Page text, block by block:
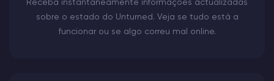
Receba instantaneamente informações actualizadas
sobre o estado do Unturned. Veja se tudo está a
funcionar ou se algo correu mal online.